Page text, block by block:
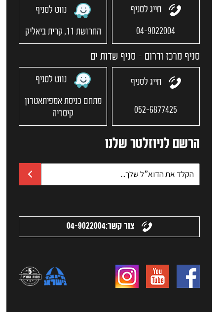
חייג לסניף
04-9022004
נווט לסניף
החרושת 11, קרית ביאליק
סניף מרכז ודרום - סניף שדות ים
חייג לסניף
052-6877425
נווט לסניף
מתחם כניסת אמפיתאטרון
קיסריה
הרשם לניוזלטר שלנו
צור קשר:04-9022004